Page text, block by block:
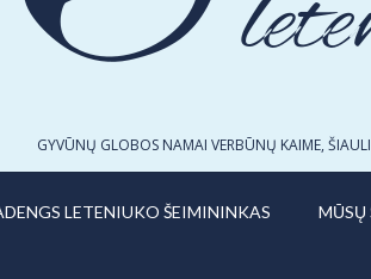
GYVŪNŲ GLOBOS NAMAI VERBŪNŲ KAIME,
LETENIUKO ŠEIMININKAS MŪSŲ